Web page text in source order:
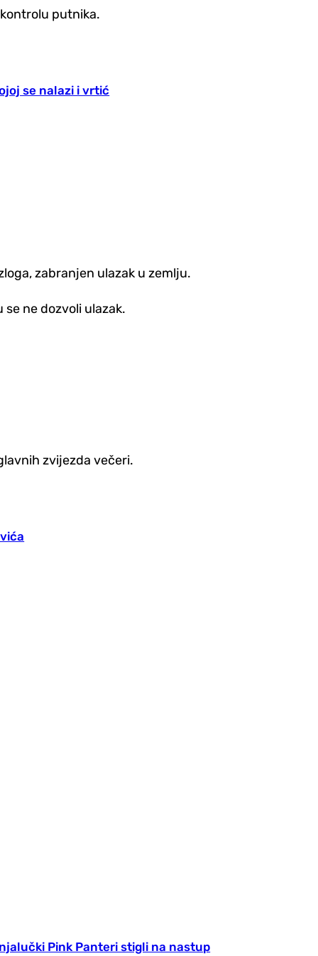
putnika.
se nalazi i vrtić
zabranjen ulazak u zemlju.
ne dozvoli ulazak.
zvijezda večeri.
Pink Panteri stigli na nastup